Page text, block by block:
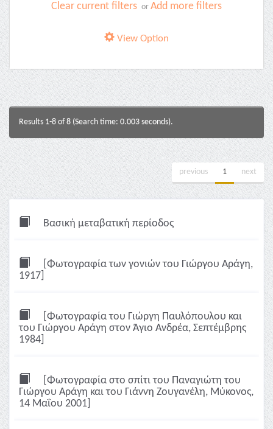
Clear current filters or Add more filters
View Option
Results 1-8 of 8 (Search time: 0.003 seconds).
previous 1 next
Βασική μεταβατική περίοδος
[Φωτογραφία των γονιών του Γιώργου Αράγη,
1917]
[Φωτογραφία του Γιώργη Παυλόπουλου και
του Γιώργου Αράγη στον Άγιο Ανδρέα, Σεπτέμβρης
1984]
[Φωτογραφία στο σπίτι του Παναγιώτη του
Γιώργου Αράγη και του Γιάννη Ζουγανέλη, Μύκονος,
14 Μαΐου 2001]